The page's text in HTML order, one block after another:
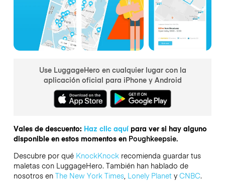
Use LuggageHero en cualquier lugar con la
aplicación oficial para iPhone y Android
Vales de descuento: Haz clic aquípara ver si hay alguno
disponible en estos momentos en Poughkeepsie.
Descubre por qué KnockKnockrecomienda guardar tus
maletas con LuggageHero. También han hablado de
nosotros en The New York Times, Lonely Planety CNBC.